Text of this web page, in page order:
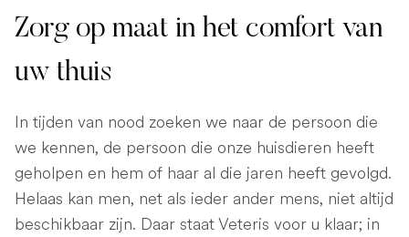
Zorg op maat in het comfort van
uw thuis
In tijden van nood zoeken we naar de persoon die
we kennen, de persoon die onze huisdieren heeft
geholpen en hem of haar al die jaren heeft gevolgd.
Helaas kan men, net als ieder ander mens, niet altijd
beschikbaar zijn. Daar staat Veteris voor u klaar; in